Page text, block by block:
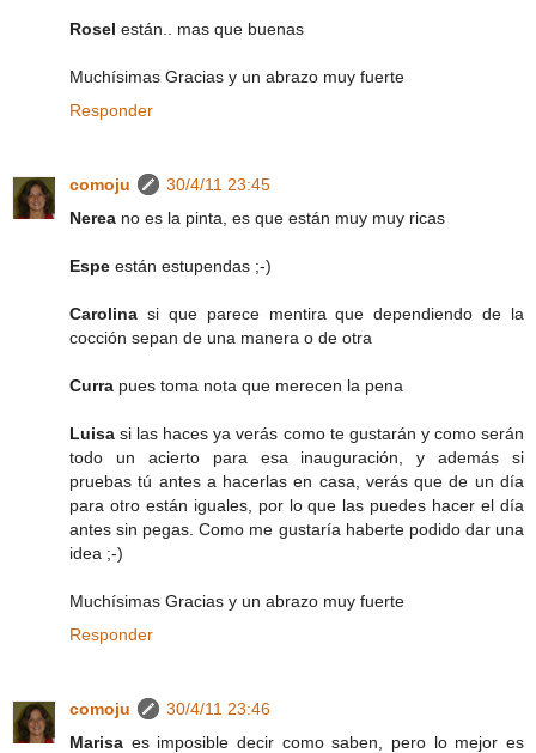
Rosel están.. mas que buenas
Muchísimas Gracias y un abrazo muy fuerte
Responder
comoju
30/4/11 23:45
Nerea no es la pinta, es que están muy muy ricas
Espe están estupendas ;-)
Carolina si que parece mentira que dependiendo de la
cocción sepan de una manera o de otra
Curra pues toma nota que merecen la pena
Luisasi las haces ya verás como te gustarán y como serán
todo un acierto para esa inauguración, y además si
pruebas tú antes a hacerlas en casa, verás que de un día
para otro están iguales, por lo que las puedes hacer el día
antes sin pegas. Como me gustaría haberte podido dar una
idea ;-)
Muchísimas Gracias y un abrazo muy fuerte
Responder
comoju
30/4/11 23:46
Marisa es imposible decir como saben, pero lo mejor es